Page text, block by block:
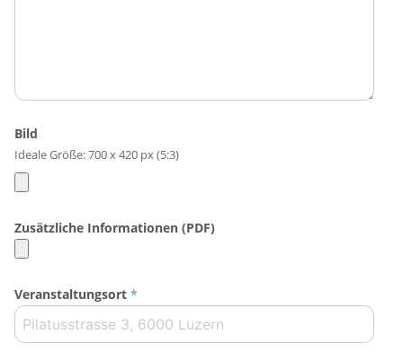
Bild
Ideale Größe: 700 x 420 px (5:3)
Zusätzliche Informationen (PDF)
Veranstaltungsort *